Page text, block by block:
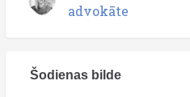
advokāte
Šodienas bilde